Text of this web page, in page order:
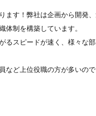
ます！弊社は企画から開発
体制を構築しています。
るスピードが速く、様々な
など上位役職の方が多いの